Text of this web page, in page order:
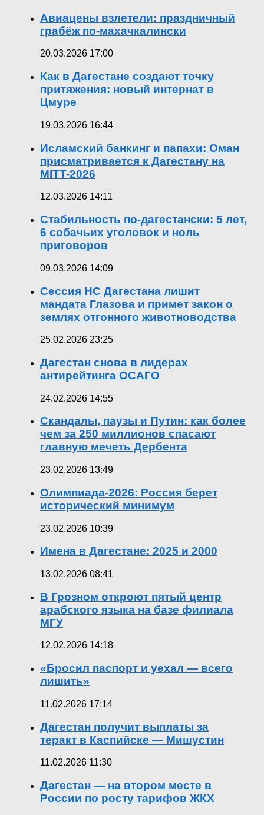
Авиацены взлетели: праздничный
грабёж по-махачкалински
20.03.2026 17:00
Как в Дагестане создают точку
притяжения: новый интернат в
Цмуре
19.03.2026 16:44
Исламский банкинг и папахи: Оман
присматривается к Дагестану на
MITT-2026
12.03.2026 14:11
Стабильность по-дагестански: 5 лет,
6 собачьих уголовок и ноль
приговоров
09.03.2026 14:09
Сессия НС Дагестана лишит
мандата Глазова и примет закон о
землях отгонного животноводства
25.02.2026 23:25
Дагестан снова в лидерах
антирейтинга ОСАГО
24.02.2026 14:55
Скандалы, паузы и Путин: как более
чем за 250 миллионов спасают
главную мечеть Дербента
23.02.2026 13:49
Олимпиада-2026: Россия берет
исторический минимум
23.02.2026 10:39
Имена в Дагестане: 2025 и 2000
13.02.2026 08:41
В Грозном откроют пятый центр
арабского языка на базе филиала
МГУ
12.02.2026 14:18
«Бросил паспорт и уехал — всего
лишить»
11.02.2026 17:14
Дагестан получит выплаты за
теракт в Каспийске — Мишустин
11.02.2026 11:30
Дагестан — на втором месте в
России по росту тарифов ЖКХ